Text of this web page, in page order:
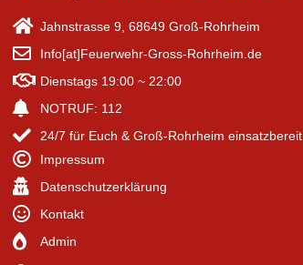
Jahnstrasse 9, 68649 Groß-Rohrheim
Info[at]Feuerwehr-Gross-Rohrheim.de
Dienstags 19:00 ~ 22:00
NOTRUF: 112
24/7 für Euch & Groß-Rohrheim einsatzbereit
Impressum
Datenschutzerklärung
Kontakt
Admin